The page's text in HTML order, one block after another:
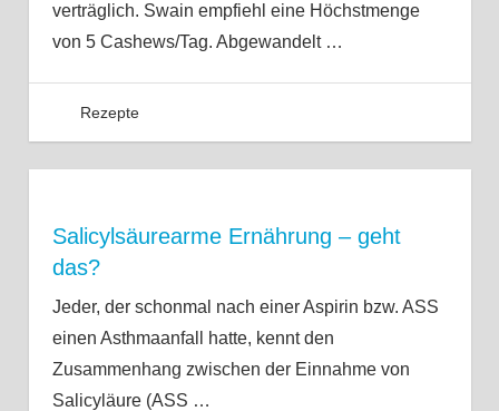
verträglich. Swain empfiehl eine Höchstmenge
von 5 Cashews/Tag. Abgewandelt …
Rezepte
Salicylsäurearme Ernährung – geht
das?
Jeder, der schonmal nach einer Aspirin bzw. ASS
einen Asthmaanfall hatte, kennt den
Zusammenhang zwischen der Einnahme von
Salicyläure (ASS …